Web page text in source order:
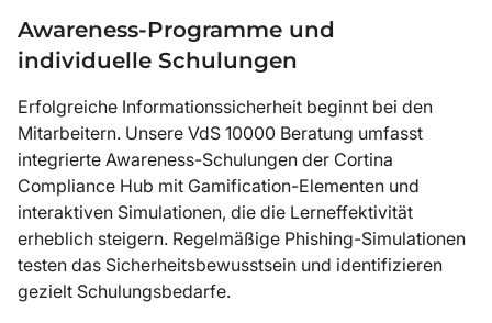
Awareness-Programme und
individuelle Schulungen
Erfolgreiche Informationssicherheit beginnt bei den
Mitarbeitern. Unsere VdS 10000 Beratung umfasst
integrierte Awareness-Schulungen der Cortina
Compliance Hub mit Gamification-Elementen und
interaktiven Simulationen, die die Lerneffektivität
erheblich steigern. Regelmäßige Phishing-Simulationen
testen das Sicherheitsbewusstsein und identifizieren
gezielt Schulungsbedarfe.